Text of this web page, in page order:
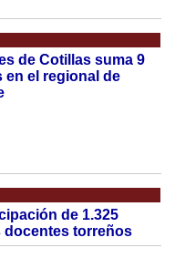
de Cotillas suma 9
en el regional de
de 1.325
docentes torreños